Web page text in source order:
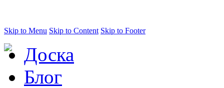
Skip to Menu Skip to Content Skip to Footer
Доска
Блог